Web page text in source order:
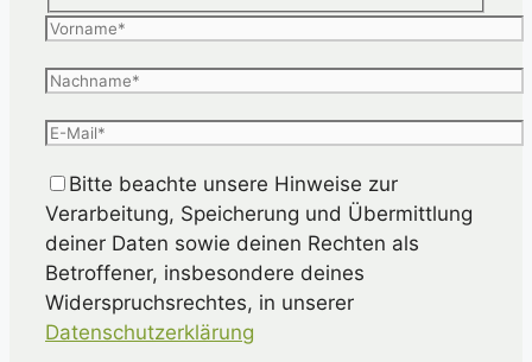
Bitte beachte unsere Hinweise zur
Verarbeitung, Speicherung und Übermittlung
deiner Daten sowie deinen Rechten als
Betroffener, insbesondere deines
Widerspruchsrechtes, in unserer
Datenschutzerklärung